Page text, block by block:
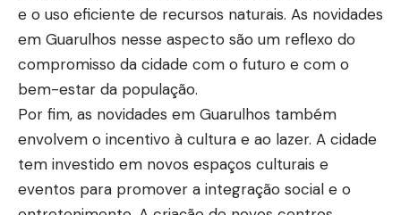
e o uso eficiente de recursos naturais. As novidades
em Guarulhos nesse aspecto são um reflexo do
compromisso da cidade com o futuro e com o
bem-estar da população.
Por fim, as novidades em Guarulhos também
envolvem o incentivo à cultura e ao lazer. A cidade
tem investido em novos espaços culturais e
eventos para promover a integração social e o